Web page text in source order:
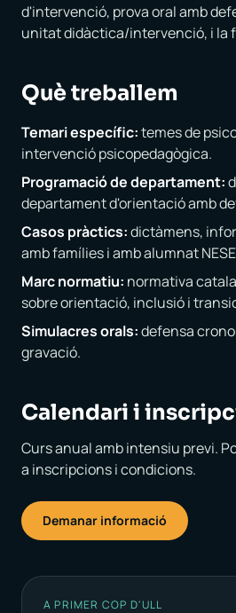
d'intervenció, prova oral amb
unitat didàctica/intervenció, i la
Què treballem
Temari específic:temes de
intervenció psicopedagògica.
Programació de departament:
departament d'orientació amb
Casos pràctics:dictàmens,
amb famílies i amb alumnat
Marc normatiu: normativa
sobre orientació, inclusió i
Simulacres orals:defensa
gravació.
Calendari i
Curs anual amb intensiu previ.
a inscripcions i condicions.
Demanar informació
A PRIMER COP D'ULL